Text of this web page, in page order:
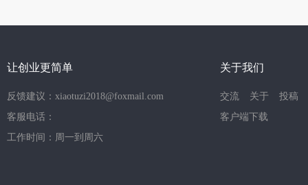
让创业更简单
反馈建议：xiaotuzi2018@foxmail.com
客服电话：
工作时间：周一到周六
关于我们
交流 关于
投稿
客户端下载